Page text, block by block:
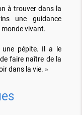
à trouver dans la
une guidance
monde vivant.
une pépite. Il a le
faire naître de la
dans la vie. »